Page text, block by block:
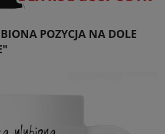
POZYCJA NA DOLE